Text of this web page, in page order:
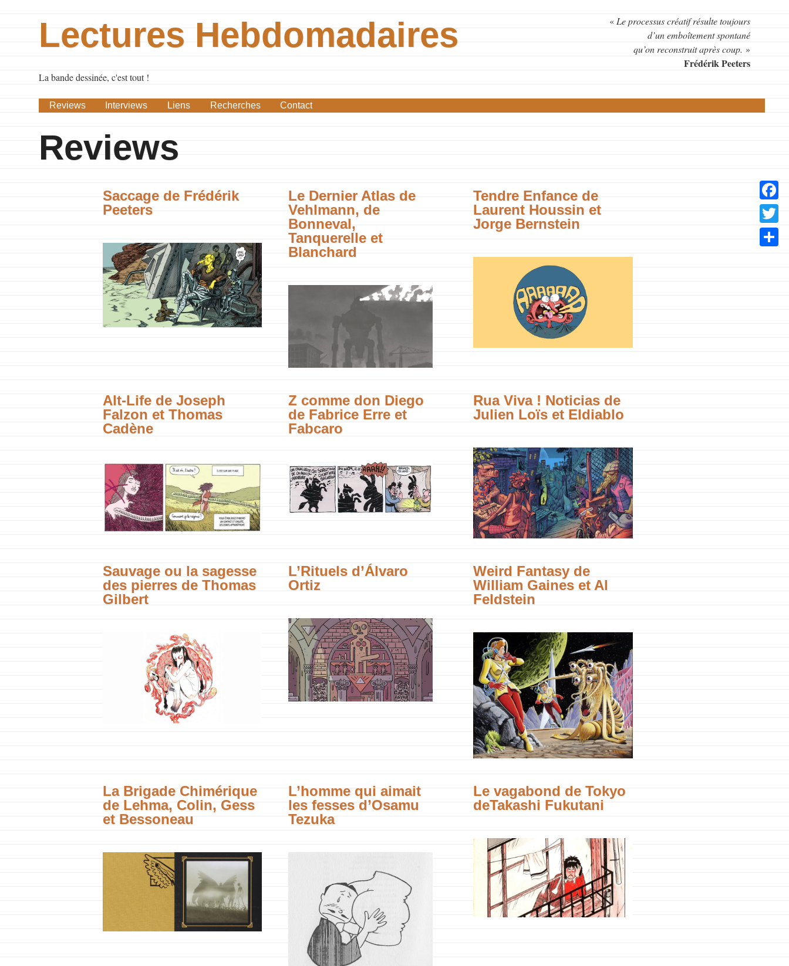
Lectures Hebdomadaires
La bande dessinée, c'est tout !
« Le processus créatif résulte toujours
d’un emboîtement spontané
qu’on reconstruit après coup. »
Frédérik Peeters
Reviews Interviews Liens Recherches Contact
Reviews
Saccage de Frédérik
Peeters
Le Dernier Atlas de
Vehlmann, de
Bonneval,
Tanquerelle et
Blanchard
Tendre Enfance de
Laurent Houssin et
Jorge Bernstein
Alt-Life de Joseph
Falzon et Thomas
Cadène
Z comme don Diego
de Fabrice Erre et
Fabcaro
Rua Viva ! Noticias de
Julien Loïs et Eldiablo
Sauvage ou la sagesse
des pierres de Thomas
Gilbert
L’Rituels d’Álvaro
Ortiz
Weird Fantasy de
William Gaines et Al
Feldstein
La Brigade Chimérique
de Lehma, Colin, Gess
et Bessoneau
L’homme qui aimait
les fesses d’Osamu
Tezuka
Le vagabond de Tokyo
deTakashi Fukutani
Twitter